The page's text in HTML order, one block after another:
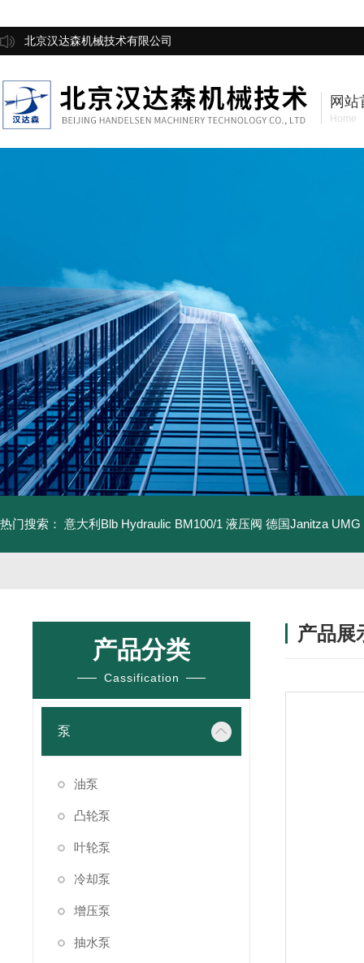
北京汉达森机械技术有限公司
网站
Home
热门搜索： 意大利Blb Hydraulic BM100/1 液压阀 德国Janitza UMG
产品分类
Cassification
泵
油泵
凸轮泵
叶轮泵
冷却泵
增压泵
抽水泵
产品展